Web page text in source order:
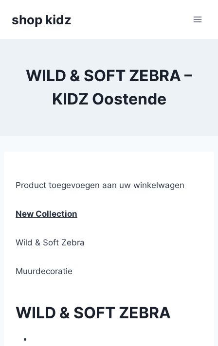
shop kidz
WILD & SOFT ZEBRA –
KIDZ Oostende
Product toegevoegen aan uw winkelwagen
New Collection
Wild & Soft Zebra
Muurdecoratie
WILD & SOFT ZEBRA